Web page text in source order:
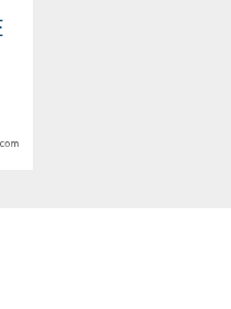
(this